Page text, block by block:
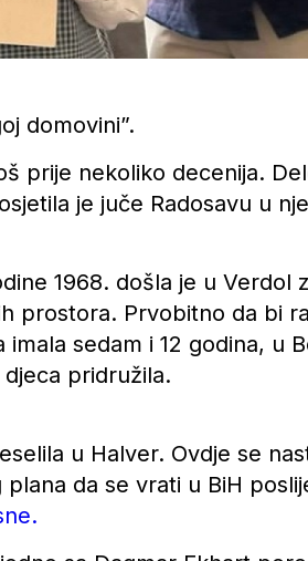
domovini”.
prije nekoliko decenija.
je juče Radosavu u
1968. došla je u Verdol
prostora. Prvobitno da bi
sedam i 12 godina, u
pridružila.
u Halver. Ovdje se
da se vrati u BiH